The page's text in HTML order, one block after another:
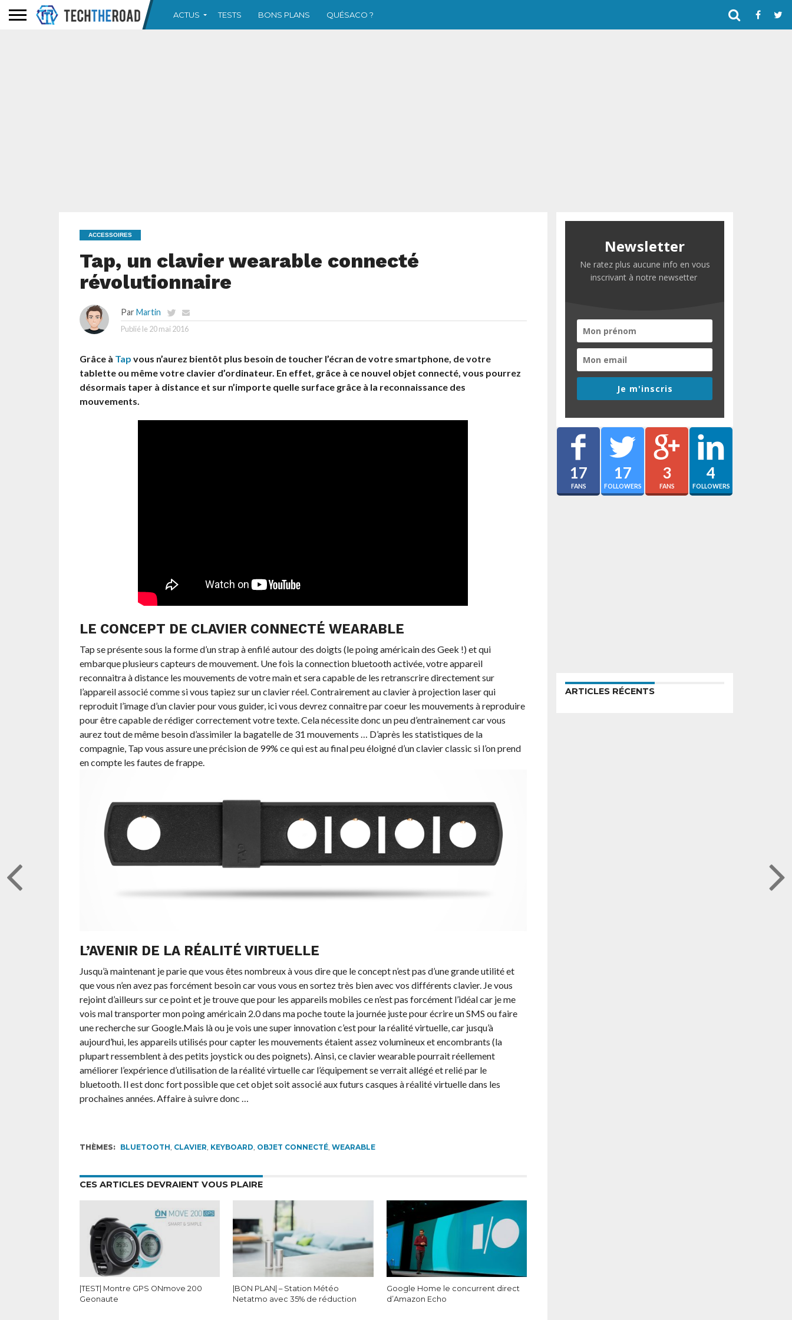
ACTUS TESTS BONS PLANS QUÉSACO ?
ACCESSOIRES
Tap, un clavier wearable connecté
révolutionnaire
Par Martin
Publié le 20 mai 2016
Grâce à Tap vous n’aurez bientôt plus besoin de toucher l’écran de votre smartphone, de votre
tablette ou même votre clavier d’ordinateur. En effet, grâce à ce nouvel objet connecté, vous pourrez
désormais taper à distance et sur n’importe quelle surface grâce à la reconnaissance des
mouvements.
LE CONCEPT DE CLAVIER CONNECTÉ WEARABLE
Tap se présente sous la forme d’un strap à enfilé autour des doigts (le poing américain des Geek !) et qui
embarque plusieurs capteurs de mouvement. Une fois la connection bluetooth activée, votre appareil
reconnaitra à distance les mouvements de votre main et sera capable de les retranscrire directement sur
l’appareil associé comme si vous tapiez sur un clavier réel. Contrairement au clavier à projection laser qui
reproduit l’image d’un clavier pour vous guider, ici vous devrez connaitre par coeur les mouvements à reproduire
pour être capable de rédiger correctement votre texte. Cela nécessite donc un peu d’entrainement car vous
aurez tout de même besoin d’assimiler la bagatelle de 31 mouvements … D’après les statistiques de la
compagnie, Tap vous assure une précision de 99% ce qui est au final peu éloigné d’un clavier classic si l’on prend
en compte les fautes de frappe.
L’AVENIR DE LA RÉALITÉ VIRTUELLE
Jusqu’à maintenant je parie que vous êtes nombreux à vous dire que le concept n’est pas d’une grande utilité et
que vous n’en avez pas forcément besoin car vous vous en sortez très bien avec vos différents clavier. Je vous
rejoint d’ailleurs sur ce point et je trouve que pour les appareils mobiles ce n’est pas forcément l’idéal car je me
vois mal transporter mon poing américain 2.0 dans ma poche toute la journée juste pour écrire un SMS ou faire
une recherche sur Google.Mais là ou je vois une super innovation c’est pour la réalité virtuelle, car jusqu’à
aujourd’hui, les appareils utilisés pour capter les mouvements étaient assez volumineux et encombrants (la
plupart ressemblent à des petits joystick ou des poignets). Ainsi, ce clavier wearable pourrait réellement
améliorer l’expérience d’utilisation de la réalité virtuelle car l’équipement se verrait allégé et relié par le
bluetooth. Il est donc fort possible que cet objet soit associé aux futurs casques à réalité virtuelle dans les
prochaines années. Affaire à suivre donc …
THÈMES: BLUETOOTH, CLAVIER, KEYBOARD, OBJET CONNECTÉ, WEARABLE
CES ARTICLES DEVRAIENT VOUS PLAIRE
|TEST| Montre GPS ONmove 200
Geonaute
|BON PLAN| – Station Météo
Netatmo avec 35% de réduction
Google Home le concurrent direct
d’Amazon Echo
Newsletter
Ne ratez plus aucune info en vous
inscrivant à notre newsetter
Je m'inscris
17
FANS
17
FOLLOWERS
3
FANS
4
FOLLOWERS
ARTICLES RÉCENTS